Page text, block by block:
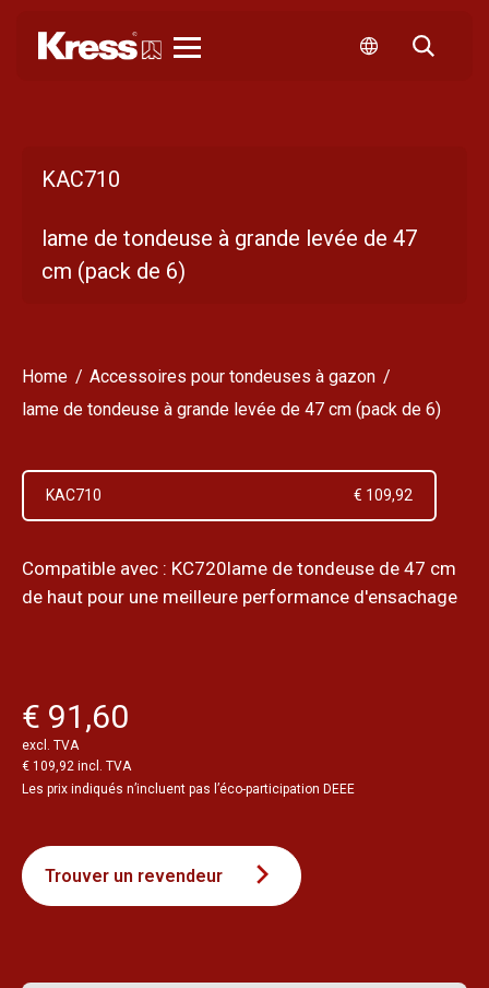
KAC710
lame de tondeuse à grande levée de 47
cm (pack de 6)
Home
Accessoires pour tondeuses à gazon
lame de tondeuse à grande levée de 47 cm (pack de 6)
KAC710 € 109,92
Compatible avec : KC720lame de tondeuse de 47 cm
de haut pour une meilleure performance d'ensachage
€ 91,60
excl. TVA
€ 109,92 incl. TVA
Les prix indiqués n’incluent pas l’éco-participation DEEE
Trouver un revendeur